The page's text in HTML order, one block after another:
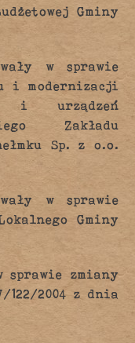
Gminy
w sprawie
i modernizacji
i urządzeń
Zakładu
Sp. z o.o.
w sprawie
Gminy
zmiany
122/2004 z dnia